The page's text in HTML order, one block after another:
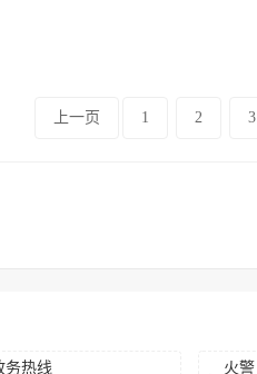
上一页 1 2 3
务热线
火警